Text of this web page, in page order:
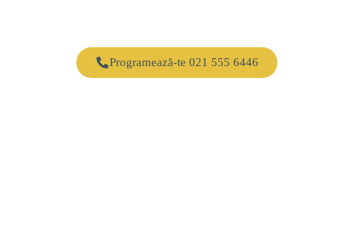
Programează-te 021 555 6446